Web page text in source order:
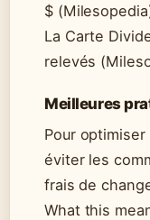
$
La Carte
relevés
Meilleures
Pour
éviter les
frais de
What this